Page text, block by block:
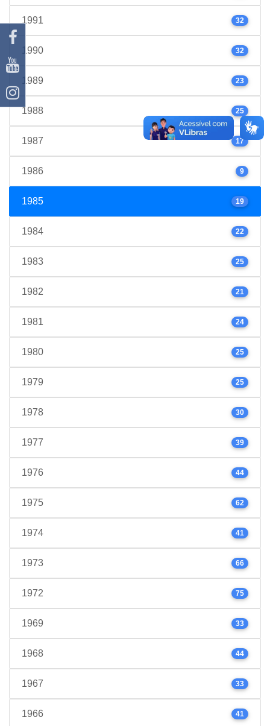
1991 32
1990 32
1989 23
1988 25
1987 17
1986 9
1985 19
1984 22
1983 25
1982 21
1981 24
1980 25
1979 25
1978 30
1977 39
1976 44
1975 62
1974 41
1973 66
1972 75
1969 33
1968 44
1967 33
1966 41